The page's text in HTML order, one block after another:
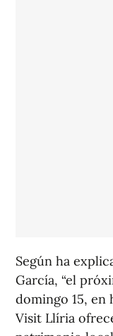
Según ha
García, “el
domingo 15, en
Visit Llíria